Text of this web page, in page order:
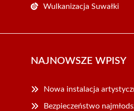
Wulkanizacja Suwałki
NAJNOWSZE WPISY
Nowa instalacja
Bezpieczeństwo